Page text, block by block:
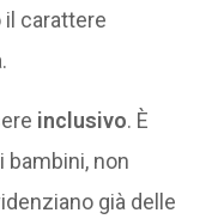
il carattere
inclusivo. È
bambini, non
già delle